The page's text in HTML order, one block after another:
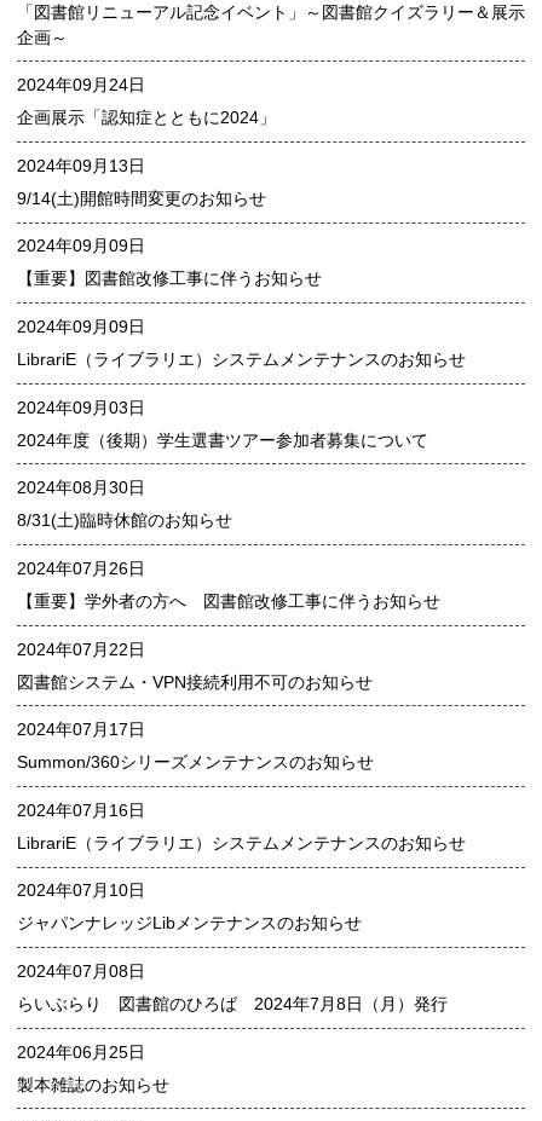
「図書館リニューアル記念イベント」～図書館クイズラリー＆展示
企画～
2024年09月24日
企画展示「認知症とともに2024」
2024年09月13日
9/14(土)開館時間変更のお知らせ
2024年09月09日
【重要】図書館改修工事に伴うお知らせ
2024年09月09日
LibrariE（ライブラリエ）システムメンテナンスのお知らせ
2024年09月03日
2024年度（後期）学生選書ツアー参加者募集について
2024年08月30日
8/31(土)臨時休館のお知らせ
2024年07月26日
【重要】学外者の方へ 図書館改修工事に伴うお知らせ
2024年07月22日
図書館システム・VPN接続利用不可のお知らせ
2024年07月17日
Summon/360シリーズメンテナンスのお知らせ
2024年07月16日
LibrariE（ライブラリエ）システムメンテナンスのお知らせ
2024年07月10日
ジャパンナレッジLibメンテナンスのお知らせ
2024年07月08日
らいぶらり 図書館のひろば 2024年7月8日（月）発行
2024年06月25日
製本雑誌のお知らせ